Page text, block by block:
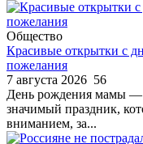
Общество
Красивые открытки с
пожелания
7 августа 2026 56
День рождения мамы —
значимый праздник,
вниманием, за...